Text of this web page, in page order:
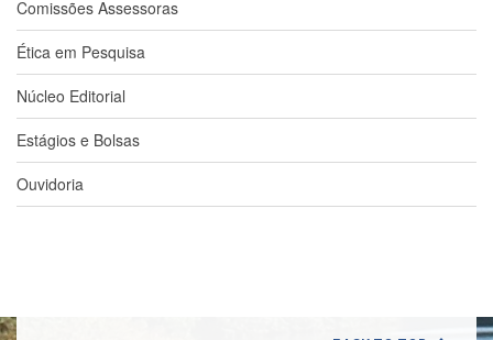
e
Teses
Programas
Twitter
PESQUISA
Comissões Assessoras
Ética em Pesquisa
Núcleo Editorial
Estágios e Bolsas
Ouvidoria